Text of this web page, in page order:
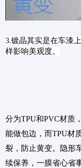
3.镀晶其实是在车漆
样影响美观度。
分为TPU和PVC材质
能做包边，而TPU材
裂，防止黄变。隐形
续保养，一膜省心省